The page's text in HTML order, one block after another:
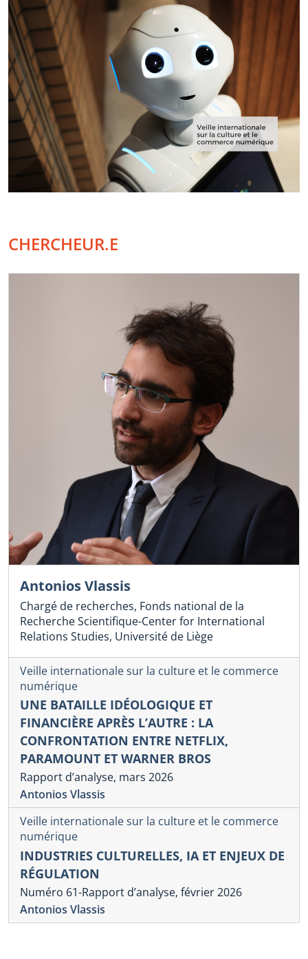
CHERCHEUR.E
Antonios Vlassis
Chargé de recherches, Fonds national de la
Recherche Scientifique-Center for International
Relations Studies, Université de Liège
Veille internationale sur la culture et le commerce
numérique
UNE BATAILLE IDÉOLOGIQUE ET
FINANCIÈRE APRÈS L’AUTRE : LA
CONFRONTATION ENTRE NETFLIX,
PARAMOUNT ET WARNER BROS
Rapport d’analyse, mars 2026
Antonios Vlassis
Veille internationale sur la culture et le commerce
numérique
INDUSTRIES CULTURELLES, IA ET ENJEUX DE
RÉGULATION
Numéro 61-Rapport d’analyse, février 2026
Antonios Vlassis